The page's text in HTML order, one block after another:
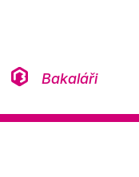
Bakaláři